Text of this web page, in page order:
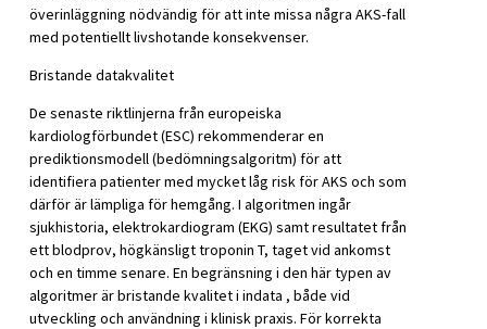
överinläggning nödvändig för att inte missa några AKS-fall
med potentiellt livshotande konsekvenser.
Bristande datakvalitet
De senaste riktlinjerna från europeiska
kardiologförbundet (ESC) rekommenderar en
prediktionsmodell (bedömningsalgoritm) för att
identifiera patienter med mycket låg risk för AKS och som
därför är lämpliga för hemgång. I algoritmen ingår
sjukhistoria, elektrokardiogram (EKG) samt resultatet från
ett blodprov, högkänsligt troponin T, taget vid ankomst
och en timme senare. En begränsning i den här typen av
algoritmer är bristande kvalitet i indata , både vid
utveckling och användning i klinisk praxis. För korrekta